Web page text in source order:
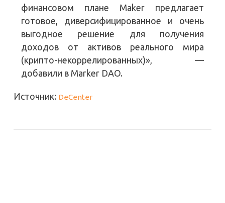
финансовом плане Maker предлагает
готовое, диверсифицированное и очень
выгодное решение для получения
доходов от активов реального мира
(крипто-некоррелированных)», —
добавили в Marker DAO.
Источник: DeCenter